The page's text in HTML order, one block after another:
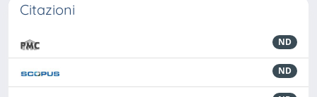
Citazioni
ND
ND